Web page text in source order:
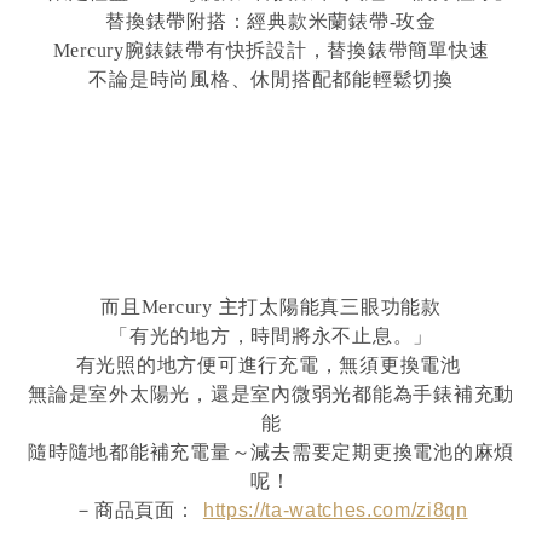
替換錶帶附搭：經典款米蘭錶帶-玫金
Mercury腕錶錶帶有快拆設計，替換錶帶簡單快速
不論是時尚風格、休閒搭配都能輕鬆切換
而且Mercury 主打太陽能真三眼功能款
「有光的地方，時間將永不止息。」
有光照的地方便可進行充電，無須更換電池
無論是室外太陽光，還是室內微弱光都能為手錶補充動
能
隨時隨地都能補充電量～減去需要定期更換電池的麻煩
呢！
－商品頁面：
https://ta-watches.com/zi8qn